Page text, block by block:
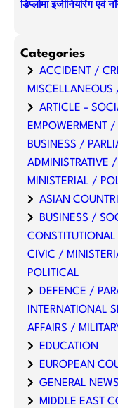
डिप्लोमा इंजीनियरिंग एवं
Categories
ACCIDENT /
MISCELLANEOUS
ARTICLE –
EMPOWERMENT
BUSINESS /
ADMINISTRATIVE
MINISTERIAL /
ASIAN
BUSINESS /
CIVIC /
POLITICAL
DEFENCE /
INTERNATIONAL
AFFAIRS /
EDUCATION
EUROPEAN
GENERAL NEWS
MIDDLE EAST